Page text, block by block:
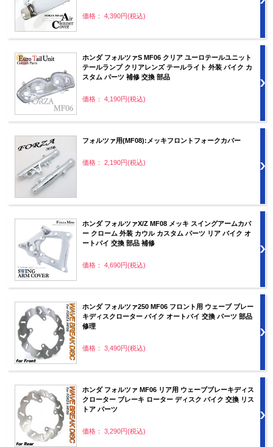
価格： 4,390円(税込)
ホンダ フォルツァS MF06 クリア ユーロテールユニット
テールランプ クリアレンズ テールライト 外装 バイク カ
スタム パーツ 補修 交換 部品
価格： 4,190円(税込)
フォルツァ用(MF08):メッキフロントフォークカバー
価格： 2,190円(税込)
ホンダ フォルツァX/Z MF08 メッキ スイングアームカバ
ー クローム 外装 カウル カスタム パーツ リア バイク オ
ートバイ 交換 部品 補修
価格： 4,690円(税込)
ホンダ フォルツァ250 MF06 フロント用 ウェーブ ブレー
キディスクローター バイク オートバイ 交換 パーツ 部品
修理
価格： 3,490円(税込)
ホンダ フォルツァ MF06 リア用 ウェーブブレーキディス
クローター ブレーキ ローター ディスク バイク 交換 リス
トア パーツ
価格： 3,290円(税込)